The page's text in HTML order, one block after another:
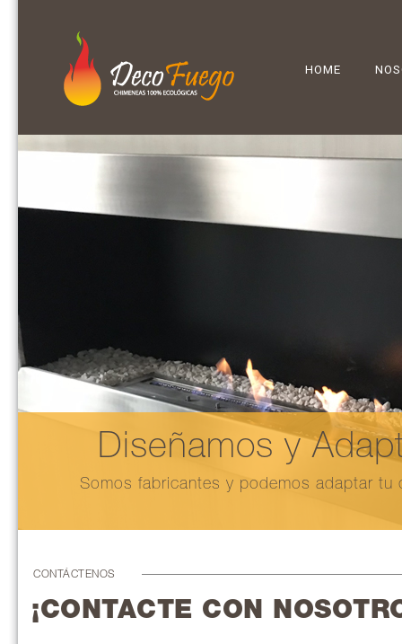
HOME
Diseñamos y
Somos fabricantes y podemos adaptar
CONTÁCTENOS
¡CONTACTE CON